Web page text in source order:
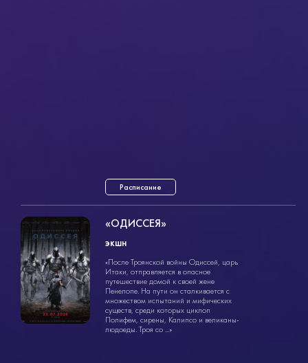
Расписание
экшн
2ч. 55мин.
18+
«ОДИССЕЯ»
экшн
«После Троянской войны Одиссей, царь
Итаки, отправляется в опасное
путешествие домой к своей жене
Пенелопе. На пути он сталкивается с
множеством испытаний и мифических
существ, среди которых циклоп
Полифем, сирены, Калипсо и великаны-
людоеды. Троя со ...»